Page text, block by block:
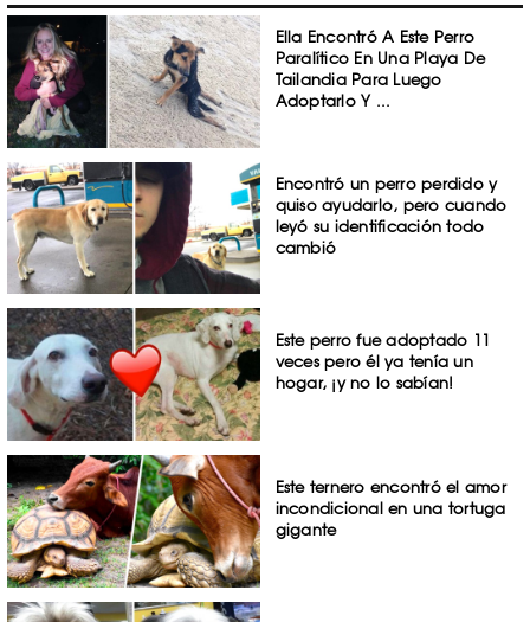
Ella Encontró A Este Perro
Paralítico En Una Playa De
Tailandia Para Luego
Adoptarlo Y ...
Encontró un perro perdido y
quiso ayudarlo, pero cuando
leyó su identificación todo
cambió
Este perro fue adoptado 11
veces pero él ya tenía un
hogar, ¡y no lo sabían!
Este ternero encontró el amor
incondicional en una tortuga
gigante